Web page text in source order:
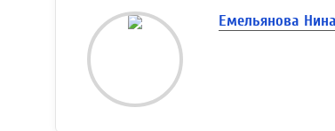
Емельянова